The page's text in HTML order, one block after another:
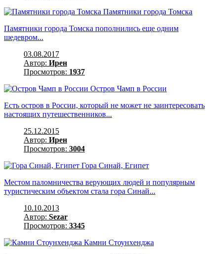
Памятники города Томска
Памятники города Томска пополнились еще одним
шедевром...
03.08.2017
Автор: Ирен
Просмотров: 1937
Остров Чамп в России
Есть остров в России, который не может не заинтересовать
настоящих путешественников...
25.12.2015
Автор: Ирен
Просмотров: 3004
Гора Синай, Египет
Местом паломничества верующих людей и популярным
туристическим объектом стала гора Синай...
10.10.2013
Автор: Sezar
Просмотров: 3345
Камни Стоунхенджа